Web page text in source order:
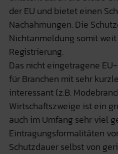
der EU und bietet einen
Nachahmungen. Die
Nichtanmeldung somit
Registrierung.
Das nicht eingetragene
für Branchen mit sehr
interessant (z.B.
Wirtschaftszweige ist ein
auch im Umfang sehr viel
Eintragungsformalitäten
Schutzdauer selbst von